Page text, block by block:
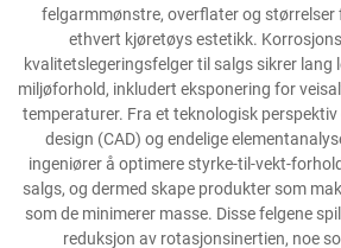
felgarmmønstre, overflater og størrelser
ethvert kjøretøys estetikk.
kvalitetslegeringsfelger til salgs sikrer lang
miljøforhold, inkludert eksponering for
temperaturer. Fra et teknologisk
design (CAD) og endelige
ingeniører å optimere styrke-til-vekt-
salgs, og dermed skape produkter som
som de minimerer masse. Disse felgene
reduksjon av rotasjonsinertien, noe